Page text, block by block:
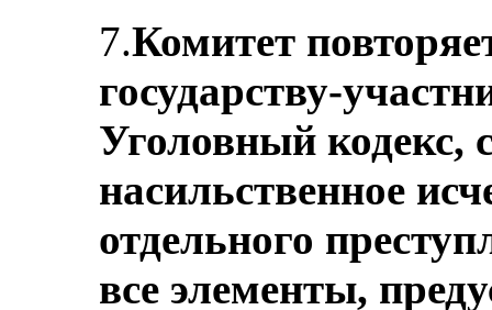
7.Комитет
государству-
Уголовный кодекс,
насильственное
отдельного
все элементы,